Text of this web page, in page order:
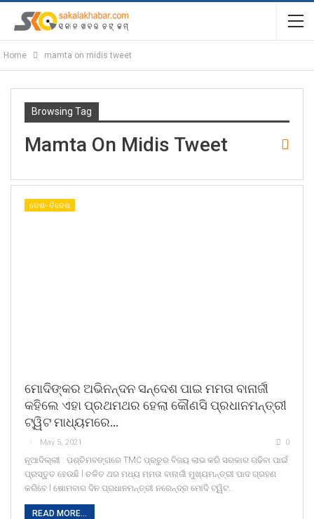
Home mamta on midis tweet
Browsing Tag
Mamta On Midis Tweet
ଦେଶ- ବିଦେଶ
ମୋଦିଙ୍କର ଅଭିନନ୍ଦନ ସନ୍ଦେଶ ପାଇ ମମତା ବାନାର୍ଜୀ
କହିଲେ ଏହା ପ୍ରଥମଥର ହେଲା କୌଣସି ପ୍ରଧାନମନ୍ତ୍ରୀ
ଟ୍ୱିଟ ମାଧ୍ୟମରେ…
May 5, 2021 0
ନୂଆଦିଲ୍ଲୀ : ପଶ୍ଚିମବଙ୍ଗରେ TMC ପ୍ରଚୁର ବିଜୟ ଲାଭ କରି ସରକାର ଗଢିବା ପାଇଁ
ପ୍ରସ୍ତୁତ ହେଉଛି l ଚଳିତ ଥର ମଧ୍ୟ ମମତା ବାନାର୍ଜୀ ମୁଖ୍ୟମନ୍ତ୍ରୀ ପାଦ ଗ୍ରହଣ
କରିବେ l ଷୋମବାର ଦିନ ପ୍ରଧାନମନ୍ତ୍ରୀ ନରେନ୍ଦ୍ର ମୋଦି ଟ୍ୱିଟ…
READ MORE...